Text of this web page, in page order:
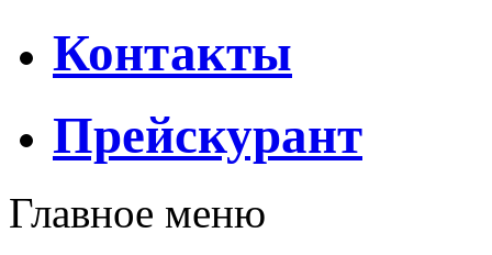
Контакты
Прейскурант
Главное меню